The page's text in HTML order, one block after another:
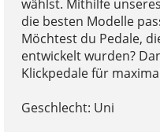
wählst. Mithilfe
die besten Modelle
Möchtest du Pedale,
entwickelt wurden?
Klickpedale für
Geschlecht: Uni